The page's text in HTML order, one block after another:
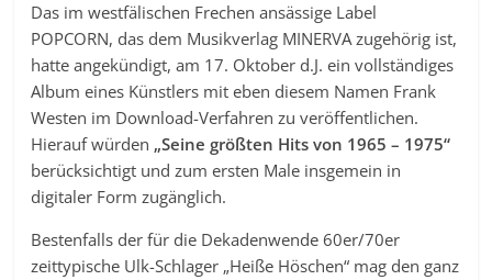
Das im westfälischen Frechen ansässige Label
POPCORN, das dem Musikverlag MINERVA zugehörig ist,
hatte angekündigt, am 17. Oktober d.J. ein vollständiges
Album eines Künstlers mit eben diesem Namen Frank
Westen im Download-Verfahren zu veröffentlichen.
Hierauf würden „Seine größten Hits von 1965 – 1975“
berücksichtigt und zum ersten Male insgemein in
digitaler Form zugänglich.
Bestenfalls der für die Dekadenwende 60er/70er
zeittypische Ulk-Schlager „Heiße Höschen“ mag den ganz